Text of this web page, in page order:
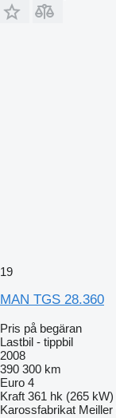
19
MAN TGS 28.360
Pris på begäran
Lastbil - tippbil
2008
390 300 km
Euro 4
Kraft 361 hk (265 kW)
Karossfabrikat Meiller